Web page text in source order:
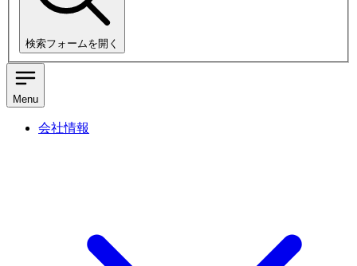
検索フォームを開く
Menu
会社情報